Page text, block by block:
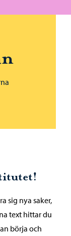
sig nya saker,
text hittar du
börja och